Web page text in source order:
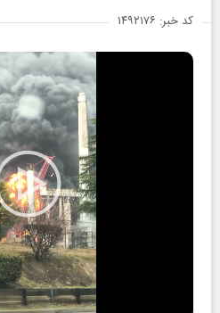
کد خبر: ۱۴۹۲۱۷۶
Play
Video